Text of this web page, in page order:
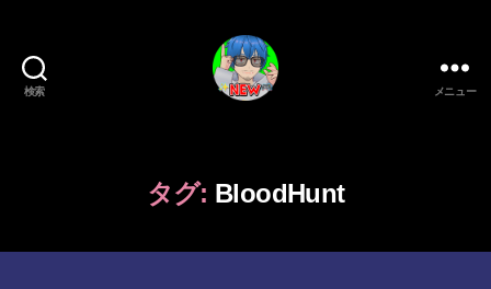
検索
ー
ム/
ジ
メニュー
タグ: BloodHunt